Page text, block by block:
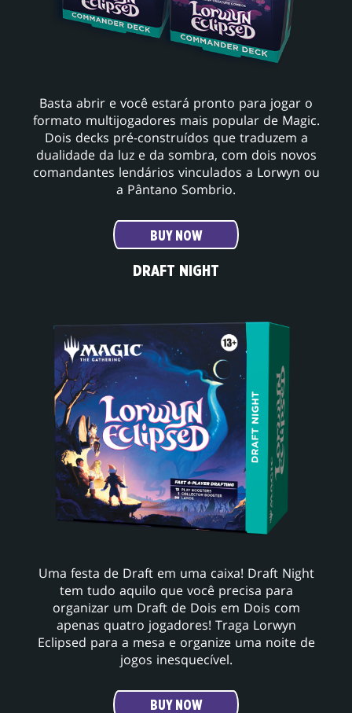
Basta abrir e você estará pronto para jogar o
formato multijogadores mais popular de Magic.
Dois decks pré-construídos que traduzem a
dualidade da luz e da sombra, com dois novos
comandantes lendários vinculados a Lorwyn ou
a Pântano Sombrio.
BUY NOW
DRAFT NIGHT
Uma festa de Draft em uma caixa! Draft Night
tem tudo aquilo que você precisa para
organizar um Draft de Dois em Dois com
apenas quatro jogadores! Traga Lorwyn
Eclipsed para a mesa e organize uma noite de
jogos inesquecível.
BUY NOW